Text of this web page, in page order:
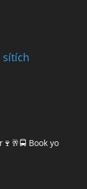
sítích
Book yo